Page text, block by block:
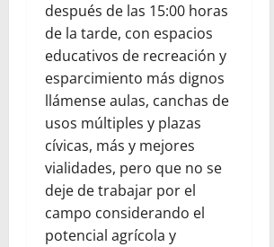
después de las 15:00 horas
de la tarde, con espacios
educativos de recreación y
esparcimiento más dignos
llámense aulas, canchas de
usos múltiples y plazas
cívicas, más y mejores
vialidades, pero que no se
deje de trabajar por el
campo considerando el
potencial agrícola y